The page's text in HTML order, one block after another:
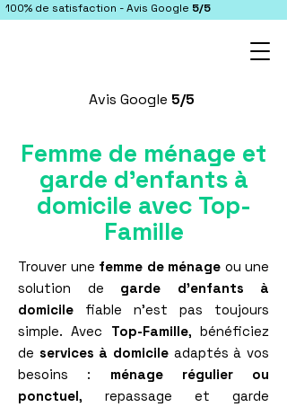
100% de satisfaction - Avis Google 5/5
Avis Google 5/5
Femme de ménage et
garde d’enfants à
domicile avec Top-
Famille
Trouver une femme de ménage ou une
solution de garde d’enfants à
domicile fiable n’est pas toujours
simple. Avec Top-Famille, bénéficiez
de services à domicile adaptés à vos
besoins : ménage régulier ou
ponctuel, repassage et garde